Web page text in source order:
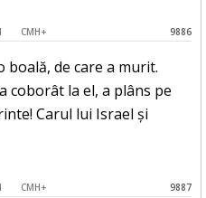
CMH+ 9886
boală, de care a murit.
coborât la el, a plâns pe
Carul lui Israel și
CMH+ 9887